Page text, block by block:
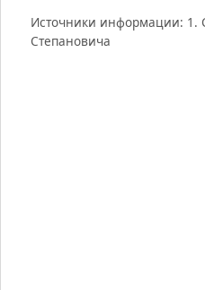
Источники информации: 1.
Степановича